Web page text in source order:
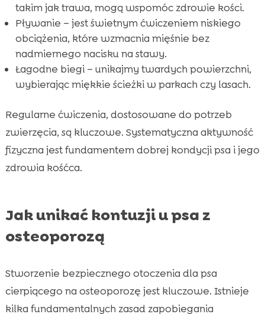
takim jak trawa, mogą wspomóc zdrowie kości.
Pływanie – jest świetnym ćwiczeniem niskiego
obciążenia, które wzmacnia mięśnie bez
nadmiernego nacisku na stawy.
Łagodne biegi – unikajmy twardych powierzchni,
wybierając miękkie ścieżki w parkach czy lasach.
Regularne ćwiczenia, dostosowane do potrzeb
zwierzęcia, są kluczowe. Systematyczna aktywność
fizyczna jest fundamentem dobrej kondycji psa i jego
zdrowia kośćca.
Jak unikać kontuzji u psa z
osteoporozą
Stworzenie bezpiecznego otoczenia dla psa
cierpiącego na osteoporozę jest kluczowe. Istnieje
kilka fundamentalnych zasad zapobiegania